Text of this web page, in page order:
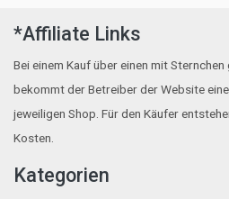
*Affiliate Links
Bei einem Kauf über einen mit
bekommt der Betreiber der Website
jeweiligen Shop. Für den Käufer
Kosten.
Kategorien